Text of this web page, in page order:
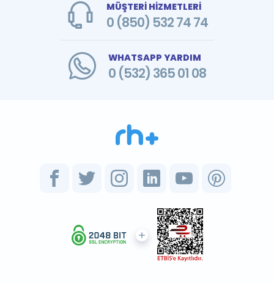
MÜŞTERİ HİZMETLERİ
0 (850) 532 74 74
WHATSAPP YARDIM
0 (532) 365 01 08